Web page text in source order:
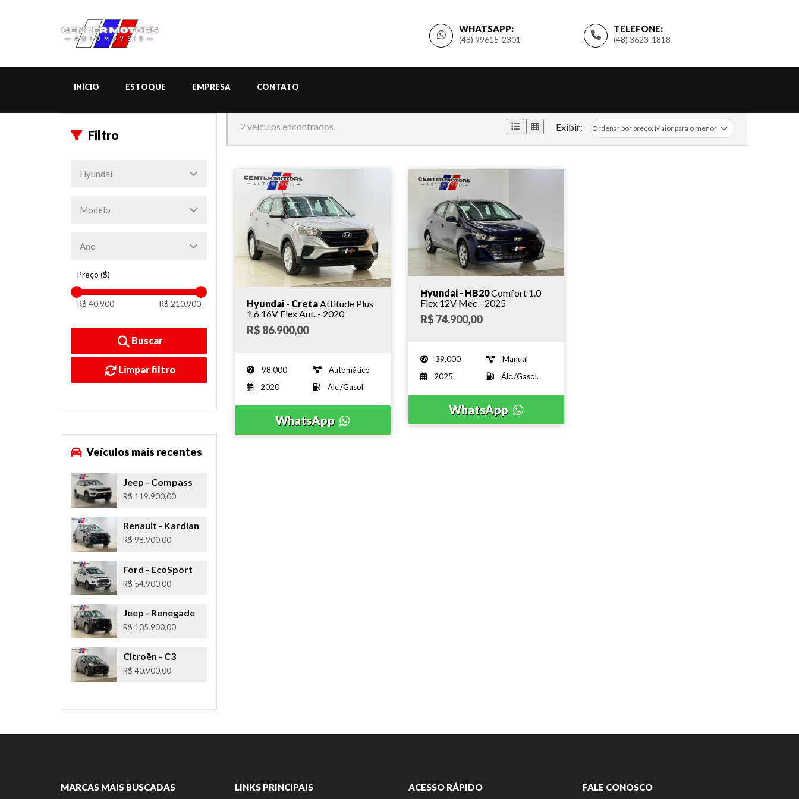
TELEFONE:
(48) 3623-1818
WHATSAPP:
(48) 99615-2301
INÍCIO ESTOQUE EMPRESA CONTATO
2 veículos encontrados. Exibir:
Hyundai - Creta Attitude Plus
1.6 16V Flex Aut. - 2020
R$ 86.900,00
98.000
Automático
2020
Álc./Gasol.
WhatsApp
Hyundai - HB20Comfort 1.0
Flex 12V Mec - 2025
R$ 74.900,00
39.000
Manual
2025
Álc./Gasol.
WhatsApp
Filtro
Preço ($)
R$ 40.900 R$ 210.900
Buscar
Limpar filtro
Veículos mais recentes
Jeep - Compass
R$ 119.900,00
Renault - Kardian
R$ 98.900,00
Ford - EcoSport
R$ 54.900,00
Jeep - Renegade
R$ 105.900,00
Citroën - C3
R$ 40.900,00
MARCAS MAIS BUSCADAS LINKS PRINCIPAIS ACESSO RÁPIDO FALE CONOSCO